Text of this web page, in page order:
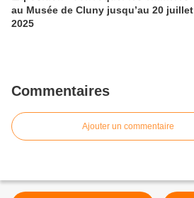
au Musée de Cluny jusqu’au 20 juillet
2025
Commentaires
Ajouter un commentaire